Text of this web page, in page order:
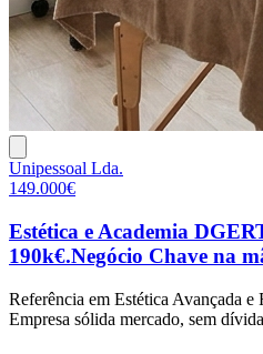
Unipessoal Lda.
149.000€
Estética e Academia
190k€.Negócio Chave na
Referência em Estética Avançada
Empresa sólida mercado, sem